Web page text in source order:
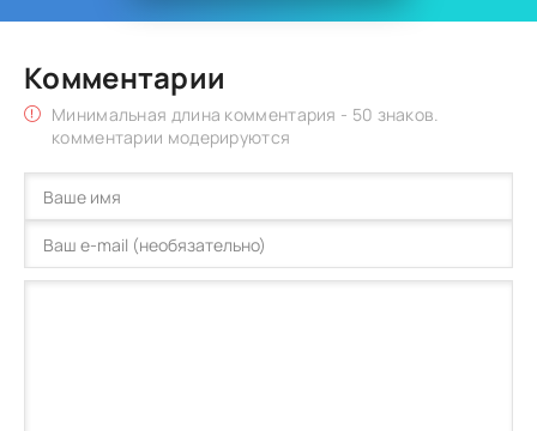
Комментарии
Минимальная длина комментария - 50 знаков.
комментарии модерируются